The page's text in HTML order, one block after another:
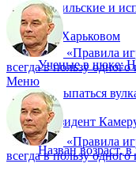
Бразильские и
под Харьковом
Ученые в шоке:
просыпаться
Президент
Назван возраст,
«Правила
всегда в пользу одного
Меню
«Правила
всегда в пользу одного